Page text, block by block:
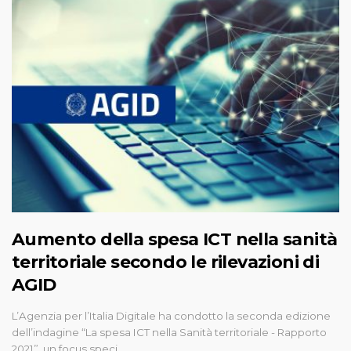
Aumento della spesa ICT nella sanità
territoriale secondo le rilevazioni di
AGID
L’Agenzia per l’Italia Digitale ha condotto la seconda edizione
dell’indagine “La spesa ICT nella Sanità territoriale - Rapporto